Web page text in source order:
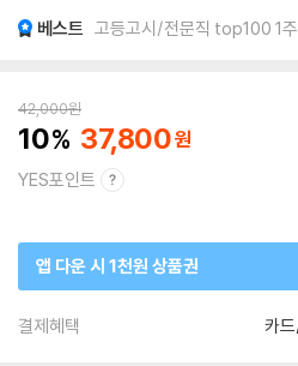
베스트 고등고시/전문직 top100 1주
42,000원
10 37,800
YES포인트
앱 다운 시 1천원 상품권
결제혜택 카